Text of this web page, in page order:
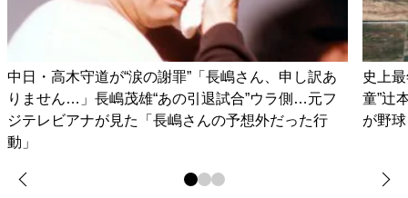
中日・高木守道が“涙の謝罪”「長嶋さん、申し訳あ
りません…」長嶋茂雄“あの引退試合”ウラ側…元フ
ジテレビアナが見た「長嶋さんの予想外だった行
動」
史上
童”辻
が野